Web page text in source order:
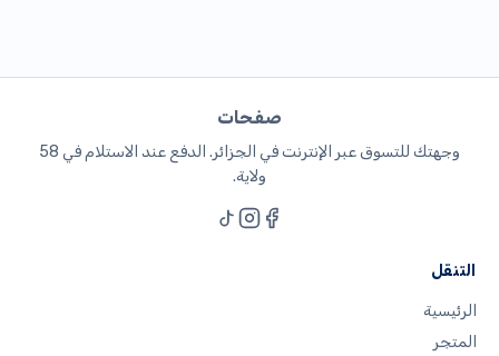
صفحات
وجهتك للتسوق عبر الإنترنت في الجزائر. الدفع عند الاستلام في 58
ولاية.
التنقل
الرئيسية
المتجر